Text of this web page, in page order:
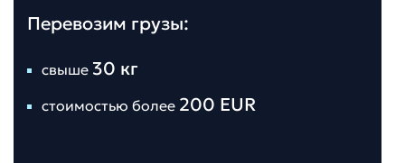
Перевозим грузы:
свыше 30 кг
стоимостью более 200 EUR